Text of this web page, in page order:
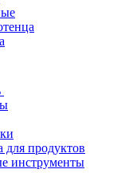
продуктов
инструменты